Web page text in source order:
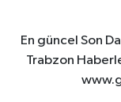
En güncel Son
Trabzon